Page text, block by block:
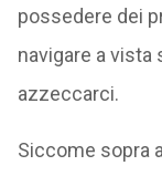
possedere dei
navigare a vista
azzeccarci.
Siccome sopra